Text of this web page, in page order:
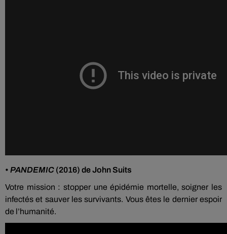
• PANDEMIC (2016) de John Suits
Votre mission : stopper une épidémie mortelle, soigner les
infectés et sauver les survivants. Vous êtes le dernier espoir
de l’humanité.